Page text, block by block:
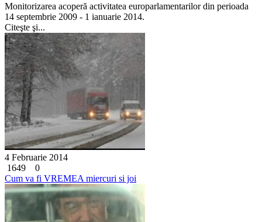
Monitorizarea acoperă activitatea europarlamentarilor din perioada
14 septembrie 2009 - 1 ianuarie 2014.
Citeşte şi...
4 Februarie 2014
1649
0
Cum va fi VREMEA miercuri si joi